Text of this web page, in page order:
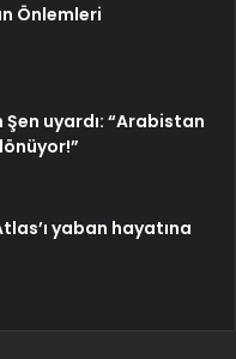
Önlemleri
Şen uyardı: “Arabistan
yaban hayatına